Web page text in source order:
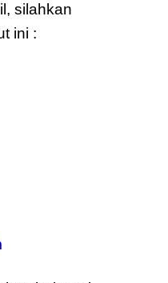
silahkan
ini :